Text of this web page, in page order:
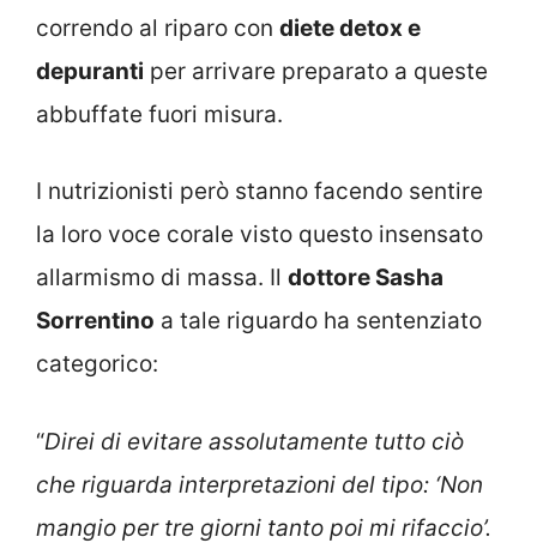
correndo al riparo con diete detox e
depuranti per arrivare preparato a queste
abbuffate fuori misura.
I nutrizionisti però stanno facendo sentire
la loro voce corale visto questo insensato
allarmismo di massa. Il dottore Sasha
Sorrentino a tale riguardo ha sentenziato
categorico:
“Direi di evitare assolutamente tutto ciò
che riguarda interpretazioni del tipo: ‘Non
mangio per tre giorni tanto poi mi rifaccio’.